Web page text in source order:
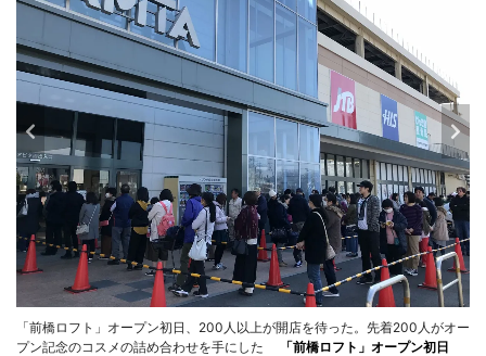
「前橋ロフト」オープン初日、200人以上が開店を待った。先着200人がオー
プン記念のコスメの詰め合わせを手にした
「前橋ロフト」オープン初日